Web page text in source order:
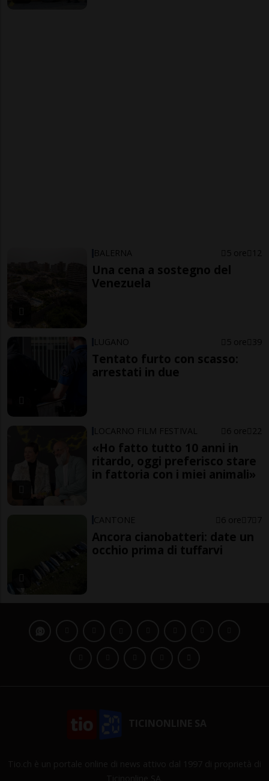
BALERNA 5 ore 12
Una cena a sostegno del
Venezuela
LUGANO 5 ore 39
Tentato furto con scasso:
arrestati in due
LOCARNO FILM FESTIVAL 6 ore 22
«Ho fatto tutto 10 anni in
ritardo, oggi preferisco stare
in fattoria con i miei animali»
CANTONE 6 ore 7 7
Ancora cianobatteri: date un
occhio prima di tuffarvi